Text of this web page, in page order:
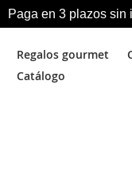
Paga en 3 plazos sin
Regalos gourmet
Catálogo